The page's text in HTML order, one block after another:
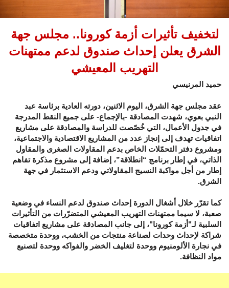
لتخفيف تأثيرات أزمة كورونا.. مجلس جهة
الشرق يعلن إحداث صندوق لدعم ممتهنات
التهريب المعيشي
حميد المرنيسي
عقد مجلس جهة الشرق، اليوم الاثنين، دورته العادية برئاسة عبد
النبي بعوي، شهدت المصادقة -بالإجماع- على جميع النقط المدرجة
في جدول الأعمال، التي خُصّصت للدراسة والمصادقة على مشاريع
اتفاقيات تهدف إلى إنجاز عدد من المشاريع الاقتصادية والاجتماعية،
ومشروع دفتر التحمّلات الخاص بدعم المقاولات الصغرى والمقاول
الذاتي، في إطار برنامج “انطلاقة”، إضافة إلى مشروع مذكرة تفاهم
إطار من أجل مواكبة النسيج المقاولاتي ودعم الاستثمار في جهة
الشرق.
كما تقرّر خلال أشغال الدورة إحداث صندوق لدعم النساء في وضعية
صعبة، لا سيما ممتهنات التهريب المعيشي المتضرّرات من التأثيرات
السلبية لـ"أزمة كورونا"، إلى جانب المصادقة على مشاريع اتفاقيات
شراكة لإحداث وحدات لصناعة منتجات من الخشب، ووحدة متخصصة
في نجارة الألومنيوم ووحدة لتغليف الخضر والفواكه ووحدة لتصنيع
مواد النظافة.